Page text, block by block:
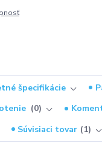
špecifikácie
0
Súvisiaci tovar
1